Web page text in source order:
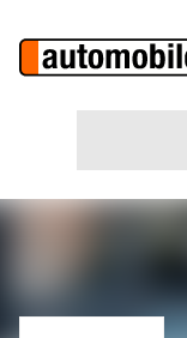
CERCA
Auto usate
Auto Km 0
Auto Nuove
MAGAZINE